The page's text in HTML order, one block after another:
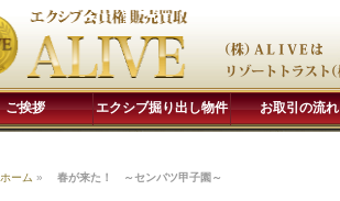
ご挨拶 エクシブ掘り出し物件 お取引の流れ
ホーム » 春が来た！ ～センバツ甲子園～